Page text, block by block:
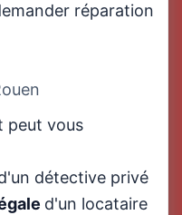
réparation
peut vous
détective privé
d'un locataire